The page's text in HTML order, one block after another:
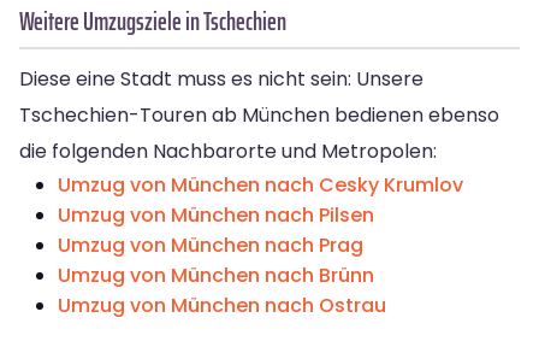
Weitere Umzugsziele in Tschechien
Diese eine Stadt muss es nicht sein: Unsere
Tschechien-Touren ab München bedienen ebenso
die folgenden Nachbarorte und Metropolen:
Umzug von München nach Cesky Krumlov
Umzug von München nach Pilsen
Umzug von München nach Prag
Umzug von München nach Brünn
Umzug von München nach Ostrau